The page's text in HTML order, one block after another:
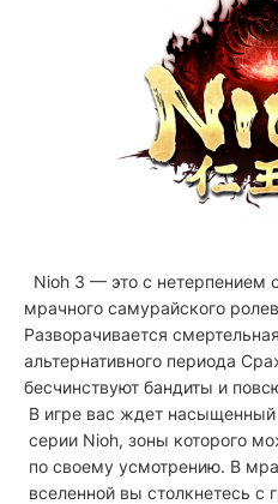
Nioh 3 — это с нетерпением
мрачного самурайского
Разворачивается
альтернативного периода
бесчинствуют бандиты и
В игре вас ждет
серии Nioh, зоны которого
по своему усмотрению. В
вселенной вы столкнетесь с